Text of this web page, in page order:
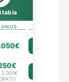
2.000€